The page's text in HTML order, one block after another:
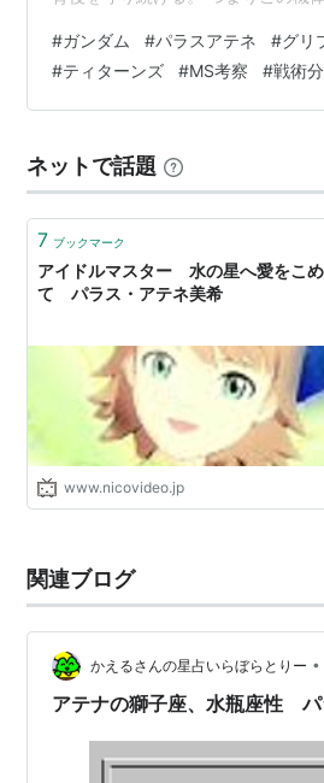
あのサイズが戦場で 最適解になり
は、 「設計思想、武装、戦術、運
スアテネの 巨体が合理的だった理
け」で終わらないMS パラスアテ
期に 投入さ…
#ガンダム #パラスアテネ #グリ
#ティターンズ #MS考察 #戦術
ネットで話題
7 ブックマーク
アイドルマスター 水の星へ愛をこめ
て パラス・アテネ美希
www.nicovideo.jp
関連ブログ
かえるさんの星占いらぼらとりー •
アテナの獅子座、水瓶座性